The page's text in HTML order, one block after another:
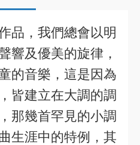
品，我們總會以明
響及優美的旋律，
的音樂，這是因為
皆建立在大調的調
那幾首罕見的小調
生涯中的特例，其